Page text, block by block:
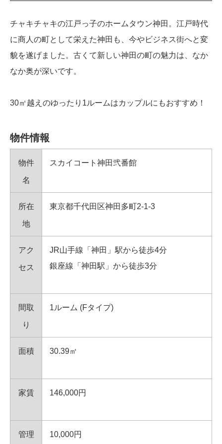
チャキチャキの江戸っ子のホームタウン神田。江戸時代
に商人の町として栄えた神田も、今やビジネス街へと変
貌を遂げました。古くて新しい神田の町の魅力は、なか
なか奥が深いです。
30㎡越えのゆったり1ルームはカップルにもおすすめ！
物件情報
物件
名
スカイコート神田弐番館
所在
地
東京都千代田区神田多町2-1-3
アク
セス
JR山手線「神田」駅から徒歩4分
銀座線「神田駅」から徒歩3分
間取
り
1ルーム (Fタイプ)
面積 30.39㎡
家賃 146,000円
管理 10,000円